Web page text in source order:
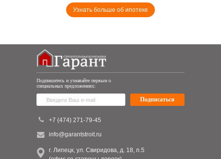
Узнать больше об ипотеке
Подпишитесь и узнавайте первым о
специальных предложениях:
Подписаться
+7 (474) 271-79-45
info@garantstroit.ru
г. Липецк, ул. Свиридова, д. 18, п.5